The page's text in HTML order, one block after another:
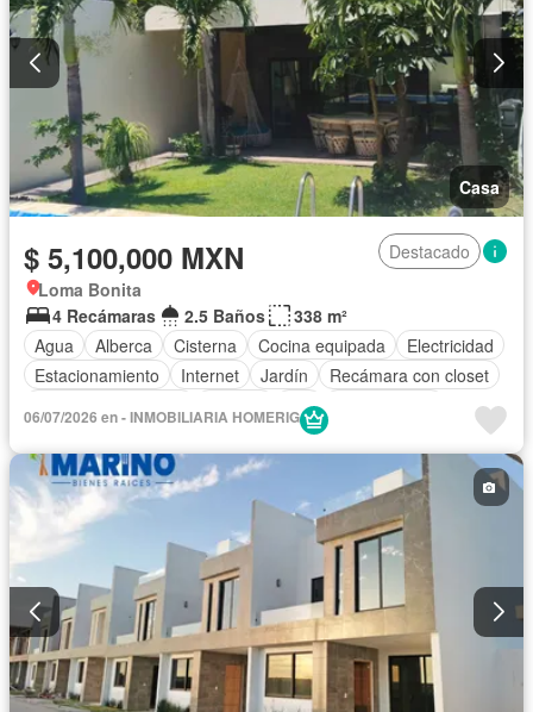
Casa
$ 5,100,000 MXN
Destacado
Loma Bonita
4 Recámaras
2.5 Baños
338 m²
Agua
Alberca Cisterna Cocina equipada
Electricidad
Estacionamiento
Internet Jardín
Recámara con closet
Wifi
06/07/2026 en - INMOBILIARIA HOMERIG